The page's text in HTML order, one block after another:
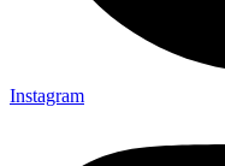
Instagram